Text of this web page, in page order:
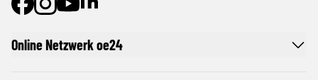
Online Netzwerk oe24